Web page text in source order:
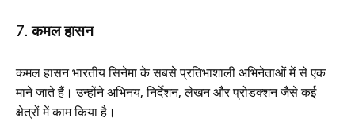
7. कमल हासन
कमल हासन भारतीय सिनेमा के सबसे प्रतिभाशाली अभिनेताओं में से एक
माने जाते हैं। उन्होंने अभिनय, निर्देशन, लेखन और प्रोडक्शन जैसे कई
क्षेत्रों में काम किया है।